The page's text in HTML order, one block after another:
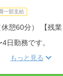
一部支給
憩60分） 【残業
日勤務です。
もっと見る